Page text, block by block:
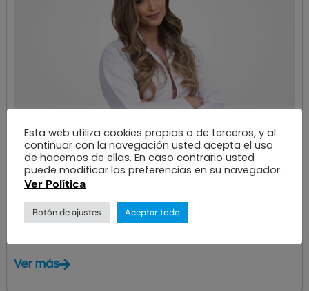
OFTALMÓLOGO
Ana Lamus
ÁREAS DE ESPECIALIZACIÓN
Cirugía refractiva, Catarata, Cornea
Ver más
Esta web utiliza cookies propias o de terceros, y al
continuar con la navegación usted acepta el uso
de hacemos de ellas. En caso contrario usted
puede modificar las preferencias en su navegador.
Ver Política
Botón de ajustes Aceptar todo